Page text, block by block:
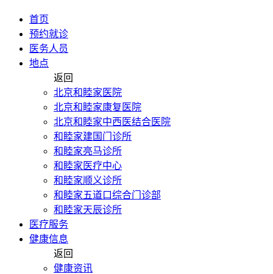
首页
预约就诊
医务人员
地点
返回
北京和睦家医院
北京和睦家康复医院
北京和睦家中西医结合医院
和睦家建国门诊所
和睦家亮马诊所
和睦家医疗中心
和睦家顺义诊所
和睦家五道口综合门诊部
和睦家天辰诊所
医疗服务
健康信息
返回
健康资讯